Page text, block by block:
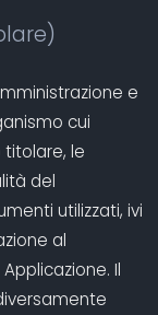
e
cui
le
del
utilizzati, ivi
al
Il